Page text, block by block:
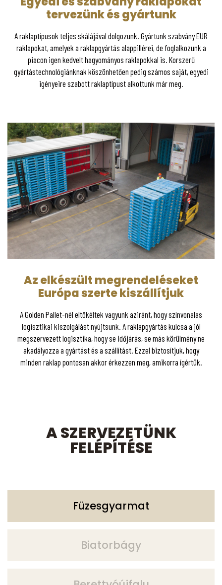
tervezünk és gyártunk
A raklaptípusok teljes skálájával dolgozunk. Gyártunk szabvány EUR
raklapokat, amelyek a raklapgyártás alappillérei, de foglalkozunk a
piacon igen kedvelt hagyományos raklapokkal is. Korszerű
gyártástechnológiánknak köszönhetően pedig számos saját, egyedi
igényeire szabott raklaptípust alkottunk már meg.
Az elkészült megrendeléseket
Európa szerte kiszállítjuk
A Golden Pallet-nél eltökéltek vagyunk aziránt, hogy színvonalas
logisztikai kiszolgálást nyújtsunk. A raklapgyártás kulcsa a jól
megszervezett logisztika, hogy se időjárás, se más körülmény ne
akadályozza a gyártást és a szállítást. Ezzel biztosítjuk, hogy
minden raklap pontosan akkor érkezzen meg, amikorra ígértük.
A SZERVEZETÜNK
FELÉPÍTÉSE
Füzesgyarmat
Biatorbágy